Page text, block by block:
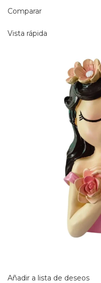
Comparar
Vista rápida
Añadir a lista de deseos